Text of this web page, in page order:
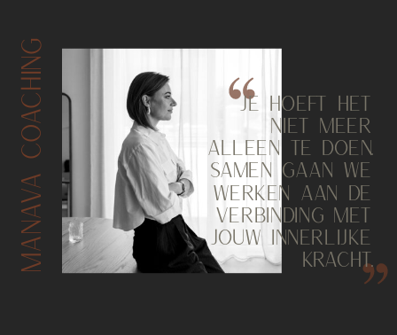
MANAVA COACHING
JE HOEFT HET
NIET MEER
ALLEEN TE DOEN.
SAMEN GAAN WE
WERKEN AAN DE
VERBINDING MET
JOUW INNERLIJKE
KRACHT.